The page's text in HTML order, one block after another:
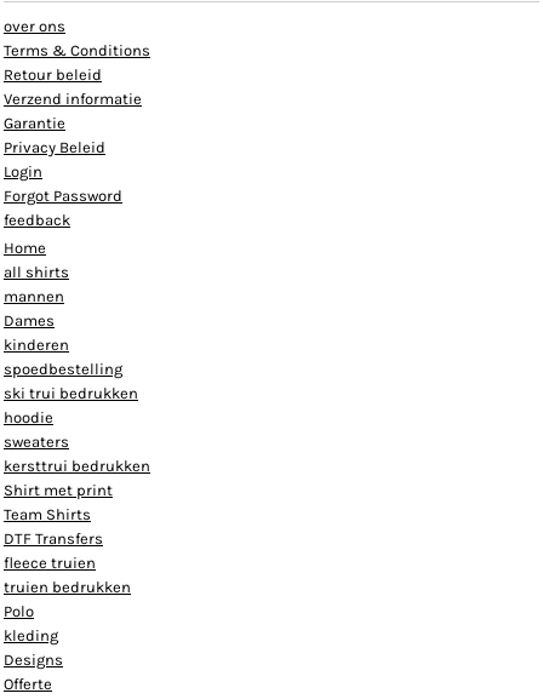
over ons
Terms & Conditions
Retour beleid
Verzend informatie
Garantie
Privacy Beleid
Login
Forgot Password
feedback
Home
all shirts
mannen
Dames
kinderen
spoedbestelling
ski trui bedrukken
hoodie
sweaters
kersttrui bedrukken
Shirt met print
Team Shirts
DTF Transfers
fleece truien
truien bedrukken
Polo
kleding
Designs
Offerte